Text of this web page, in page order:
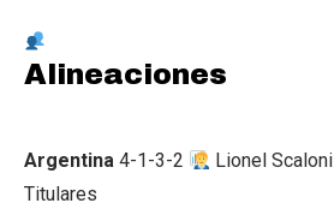
Alineaciones
Argentina 4-1-3-2
Lionel Scaloni
Titulares